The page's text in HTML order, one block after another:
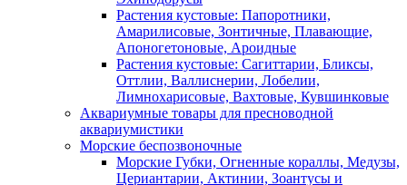
Растения кустовые: Папоротники,
Амарилисовые, Зонтичные, Плавающие,
Апоногетоновые, Ароидные
Растения кустовые: Сагиттарии, Бликсы,
Оттлии, Валлиснерии, Лобелии,
Лимнохарисовые, Вахтовые, Кувшинковые
Аквариумные товары для пресноводной
аквариумистики
Морские беспозвоночные
Морские Губки, Огненные кораллы, Медузы,
Цериантарии, Актинии, Зоантусы и